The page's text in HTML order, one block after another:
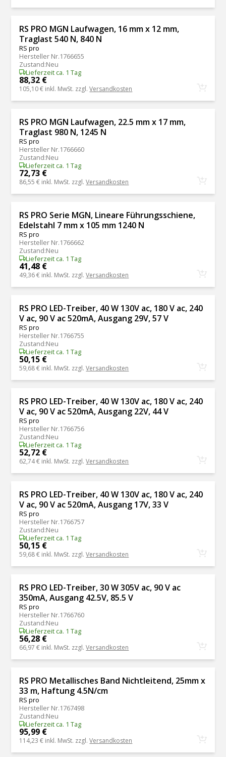
RS PRO MGN Laufwagen, 16 mm x 12 mm,
Traglast 540 N, 840 N
RS pro
Hersteller Nr.1766655
Zustand:Neu
Lieferzeit ca. 1 Tag
88,32 €
105,10 € inkl. MwSt. zzgl.Versandkosten
RS PRO MGN Laufwagen, 22.5 mm x 17 mm,
Traglast 980 N, 1245 N
RS pro
Hersteller Nr.1766660
Zustand:Neu
Lieferzeit ca. 1 Tag
72,73 €
86,55 € inkl. MwSt. zzgl.Versandkosten
RS PRO Serie MGN, Lineare Führungsschiene,
Edelstahl 7 mm x 105 mm 1240 N
RS pro
Hersteller Nr.1766662
Zustand:Neu
Lieferzeit ca. 1 Tag
41,48 €
49,36 € inkl. MwSt. zzgl.Versandkosten
RS PRO LED-Treiber, 40 W 130V ac, 180 V ac, 240
V ac, 90 V ac 520mA, Ausgang 29V, 57 V
RS pro
Hersteller Nr.1766755
Zustand:Neu
Lieferzeit ca. 1 Tag
50,15 €
59,68 € inkl. MwSt. zzgl.Versandkosten
RS PRO LED-Treiber, 40 W 130V ac, 180 V ac, 240
V ac, 90 V ac 520mA, Ausgang 22V, 44 V
RS pro
Hersteller Nr.1766756
Zustand:Neu
Lieferzeit ca. 1 Tag
52,72 €
62,74 € inkl. MwSt. zzgl.Versandkosten
RS PRO LED-Treiber, 40 W 130V ac, 180 V ac, 240
V ac, 90 V ac 520mA, Ausgang 17V, 33 V
RS pro
Hersteller Nr.1766757
Zustand:Neu
Lieferzeit ca. 1 Tag
50,15 €
59,68 € inkl. MwSt. zzgl.Versandkosten
RS PRO LED-Treiber, 30 W 305V ac, 90 V ac
350mA, Ausgang 42.5V, 85.5 V
RS pro
Hersteller Nr.1766760
Zustand:Neu
Lieferzeit ca. 1 Tag
56,28 €
66,97 € inkl. MwSt. zzgl.Versandkosten
RS PRO Metallisches Band Nichtleitend, 25mm x
33 m, Haftung 4.5N/cm
RS pro
Hersteller Nr.1767498
Zustand:Neu
Lieferzeit ca. 1 Tag
95,99 €
114,23 € inkl. MwSt. zzgl.Versandkosten